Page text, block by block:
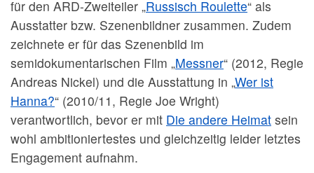
für den ARD-Zweiteiler „Russisch Roulette“ als
Ausstatter bzw. Szenenbildner zusammen. Zudem
zeichnete er für das Szenenbild im
semidokumentarischen Film „Messner“ (2012, Regie
Andreas Nickel) und die Ausstattung in „Wer ist
Hanna?“ (2010/11, Regie Joe Wright)
verantwortlich, bevor er mit Die andere Heimat sein
wohl ambitioniertestes und gleichzeitig leider letztes
Engagement aufnahm.